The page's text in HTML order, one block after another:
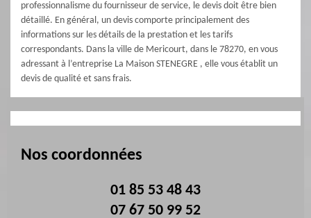
professionnalisme du fournisseur de service, le devis doit être bien
détaillé. En général, un devis comporte principalement des
informations sur les détails de la prestation et les tarifs
correspondants. Dans la ville de Mericourt, dans le 78270, en vous
adressant à l’entreprise La Maison STENEGRE , elle vous établit un
devis de qualité et sans frais.
Nos coordonnées
01 85 53 48 43
07 67 50 99 52